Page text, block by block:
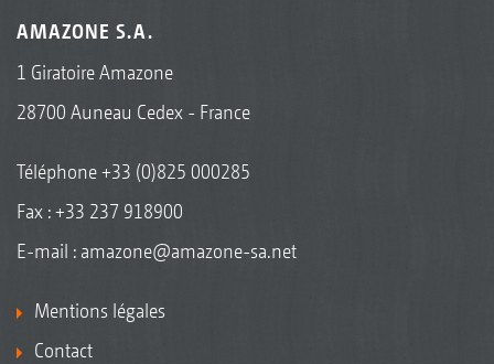
Keilringwalze mit Matrixreifenprofil KWM 600 mm
AMAZONE S.A.
1 Giratoire Amazone
28700 Auneau Cedex - France
Téléphone+33 (0)825 000285
Fax : +33 237 918900
E-mail : amazone@amazone-sa.net
Mentions légales
Contact